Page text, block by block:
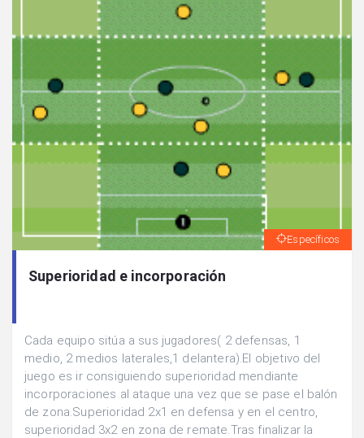
Específicos
Superioridad e incorporación
Cada equipo sitúa a sus jugadores( 2 defensas, 1
medio, 2 medios laterales,1 delantera).El objetivo del
juego es ir consiguiendo superioridad mendiante
incorporaciones al ataque una vez que se pase el balón
de zona.Superioridad 2x1 en defensa y en el centro,
superioridad 3x2 en zona de remate.Tras finalizar la